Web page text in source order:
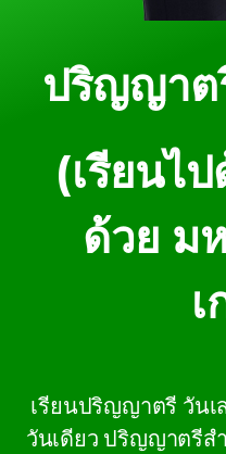
ปริญญาต
(เรียนไ
ด้วย ม
เรียนปริญญาตรี วันเ
วันเดียว ปริญญาตรีส